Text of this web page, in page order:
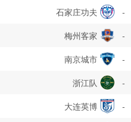
石家庄功夫 -
梅州客家 -
南京城市 -
浙江队 -
大连英博 -